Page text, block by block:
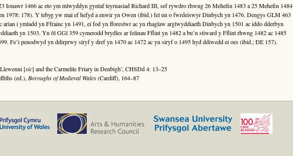
Ionawr 1466 ac eto ym mlwyddyn gyntaf teyrnasiad Richard III, sef rywdro rhwng 26 Mehefin 1483 a 25 Mehefin 1484
1978: 178). Y tebyg yw mai ef hefyd a enwir yn Owen (ibid.) fel un o fwrdeiswyr Dinbych yn 1476. Dengys GLM 463
i ymladd yn Ffrainc yn 1491, ei fod yn fforestwr ac yn rhaglaw arglwyddiaeth Dinbych yn 1501 ac iddo dderbyn
yn 1503. Yn ôl GGl 359 cymerodd brydles ar felinau Fflint yn 1482 a bu’n stiward y Fflint rhwng 1482 ac 1485
Fe’i penodwyd yn ddirprwy siryf y dref yn 1470 ac 1472 ac yn siryf o 1495 hyd ddiwedd ei oes (ibid.; DE 157).
[sic] and the Carmelite Friary in Denbigh’, CHSDd 4: 13–25
(ed.), Boroughs of Medieval Wales(Cardiff), 164–87